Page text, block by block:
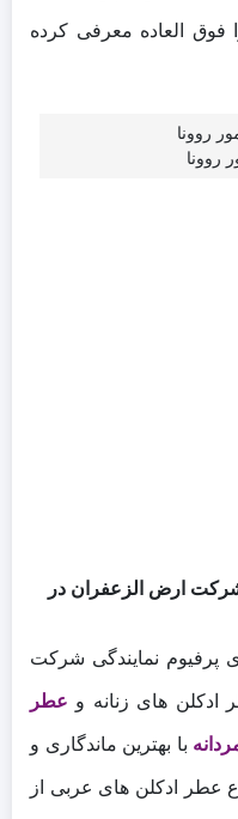
فوق العاده معرفی کرده
روونا
ارض الزعفران در
پرفیوم نمایندگی شرکت
ادکلن های زنانه و عطر
با بهترین ماندگاری و
عطر ادکلن های عربی از